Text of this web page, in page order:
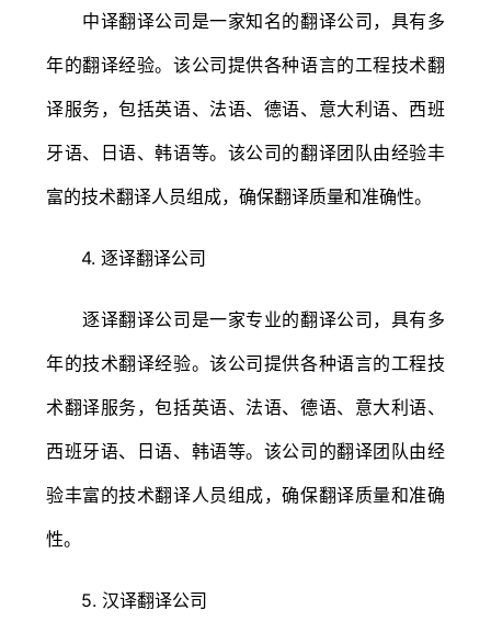
中译翻译公司是一家知名的翻译公司，具有多
年的翻译经验。该公司提供各种语言的工程技术翻
译服务，包括英语、法语、德语、意大利语、西班
牙语、日语、韩语等。该公司的翻译团队由经验丰
富的技术翻译人员组成，确保翻译质量和准确性。
4. 逐译翻译公司
逐译翻译公司是一家专业的翻译公司，具有多
年的技术翻译经验。该公司提供各种语言的工程技
术翻译服务，包括英语、法语、德语、意大利语、
西班牙语、日语、韩语等。该公司的翻译团队由经
验丰富的技术翻译人员组成，确保翻译质量和准确
性。
5. 汉译翻译公司